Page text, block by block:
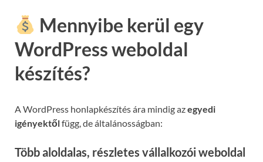
Mennyibe kerül egy
WordPress weboldal
készítés?
A WordPress honlapkészítés ára mindig azegyedi
igényektőlfügg, de általánosságban:
Több aloldalas, részletes vállalkozói weboldal